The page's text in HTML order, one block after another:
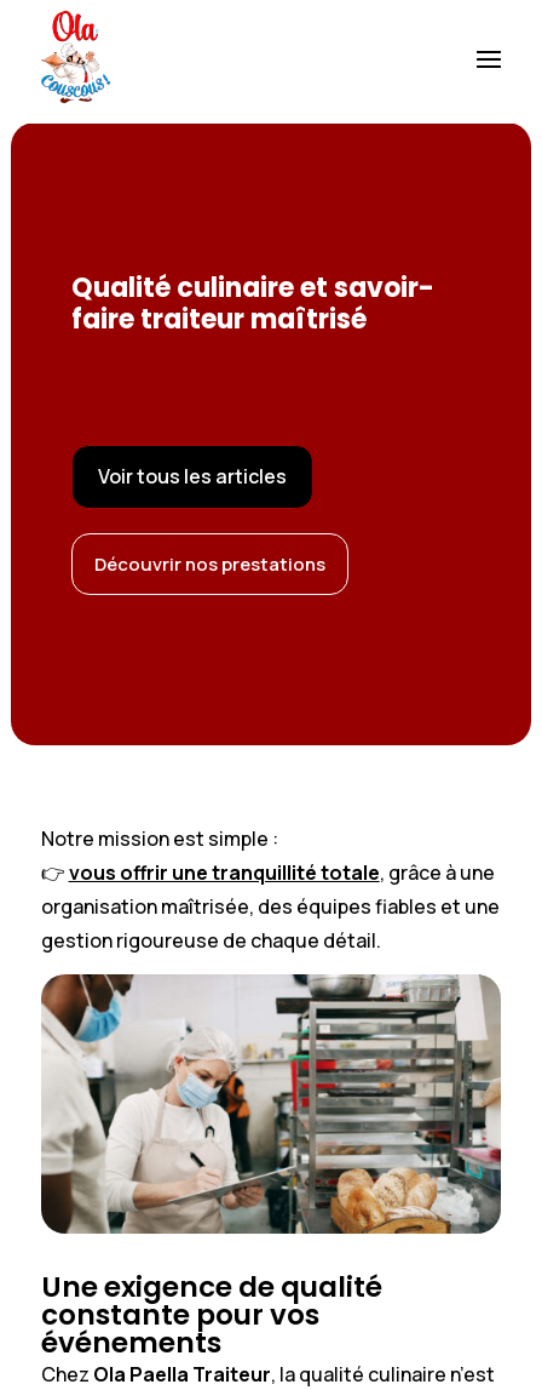
Qualité culinaire et savoir-
faire traiteur maîtrisé
Voir tous les articles
Découvrir nos prestations
Notre mission est simple :
👉vous offrir une tranquillité totale, grâce à une
organisation maîtrisée, des équipes fiables et une
gestion rigoureuse de chaque détail.
Une exigence de qualité
constante pour vos
événements
Chez Ola Paella Traiteur, la qualité culinaire n’est